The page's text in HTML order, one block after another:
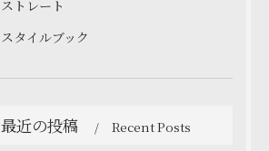
ストレート
スタイルブック
最近の投稿 Recent Posts